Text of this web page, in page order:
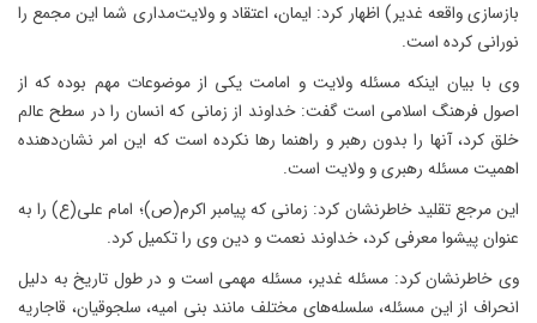
بازسازی واقعه غدیر) اظهار کرد:‌ ایمان‌، اعتقاد و ولایت‌مداری شما این مجمع را
نورانی کرده است.
وی با بیان اینکه مسئله ولایت و امامت یکی از موضوعات مهم بوده که از
اصول فرهنگ اسلامی است گفت: خداوند از زمانی که انسان را در سطح عالم
خلق کرد، آنها را بدون رهبر و راهنما رها نکرده است که این امر نشان‌دهنده
اهمیت مسئله رهبری و ولایت است.
این مرجع تقلید خاطرنشان کرد: زمانی که پیامبر اکرم(ص)؛ امام علی(ع) را به
عنوان پیشوا معرفی کرد، خداوند نعمت و دین وی را تکمیل کرد.
وی خاطرنشان کرد: مسئله غدیر، مسئله مهمی است و در طول تاریخ به دلیل
انحراف از این مسئله، سلسله‌های مختلف مانند بنی امیه، سلجوقیان، قاجاریه